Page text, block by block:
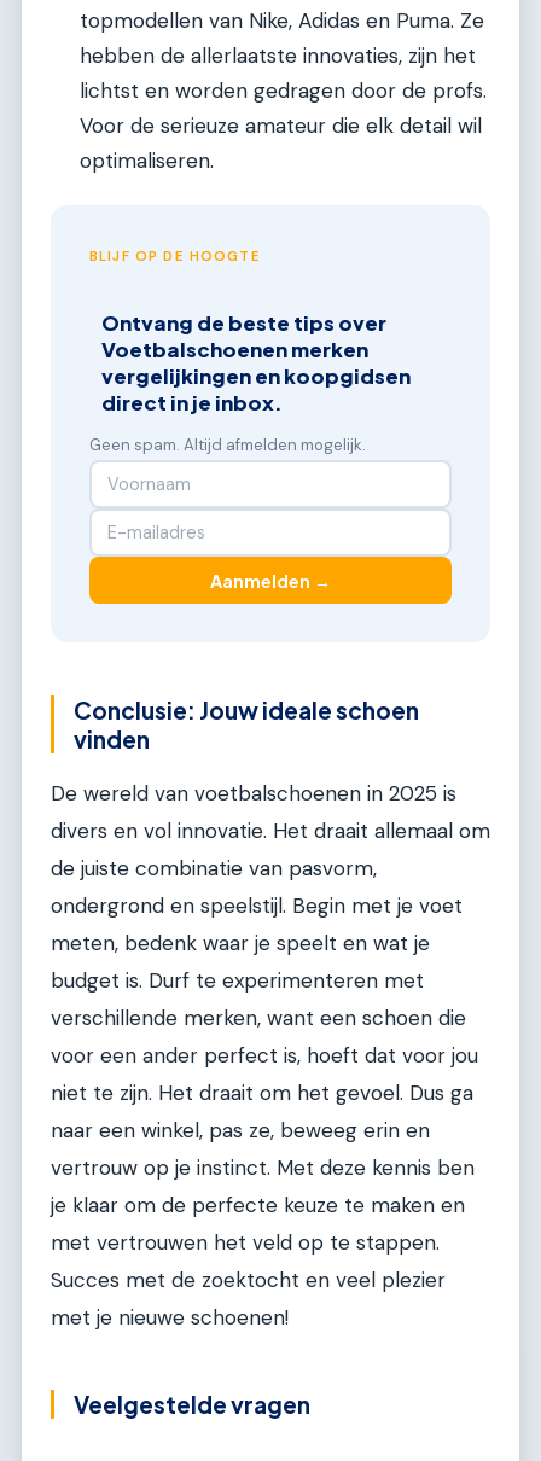
topmodellen van Nike, Adidas en Puma. Ze
hebben de allerlaatste innovaties, zijn het
lichtst en worden gedragen door de profs.
Voor de serieuze amateur die elk detail wil
optimaliseren.
BLIJF OP DE HOOGTE
Ontvang de beste tips over
Voetbalschoenen merken
vergelijkingen en koopgidsen
direct in je inbox.
Geen spam. Altijd afmelden mogelijk.
Aanmelden →
Conclusie: Jouw ideale schoen
vinden
De wereld van voetbalschoenen in 2025 is
divers en vol innovatie. Het draait allemaal om
de juiste combinatie van pasvorm,
ondergrond en speelstijl. Begin met je voet
meten, bedenk waar je speelt en wat je
budget is. Durf te experimenteren met
verschillende merken, want een schoen die
voor een ander perfect is, hoeft dat voor jou
niet te zijn. Het draait om het gevoel. Dus ga
naar een winkel, pas ze, beweeg erin en
vertrouw op je instinct. Met deze kennis ben
je klaar om de perfecte keuze te maken en
met vertrouwen het veld op te stappen.
Succes met de zoektocht en veel plezier
met je nieuwe schoenen!
Veelgestelde vragen